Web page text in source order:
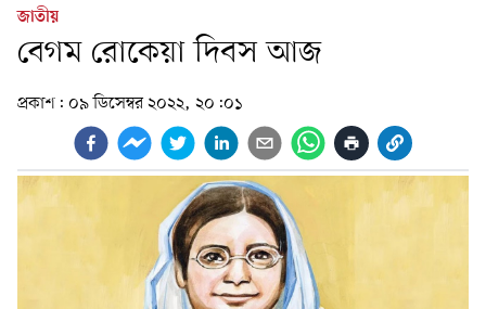
জাতীয়
বেগম রোকেয়া দিবস আজ
প্রকাশ: ০৯ ডিসেম্বর ২০২২, ২০:০১